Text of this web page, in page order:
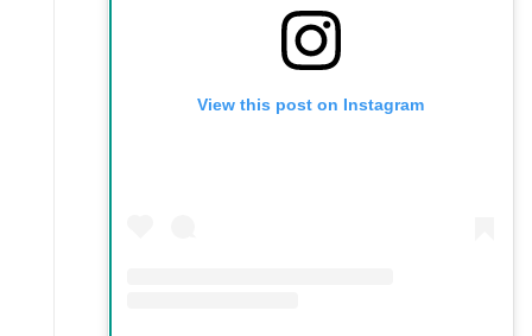
View this post on Instagram